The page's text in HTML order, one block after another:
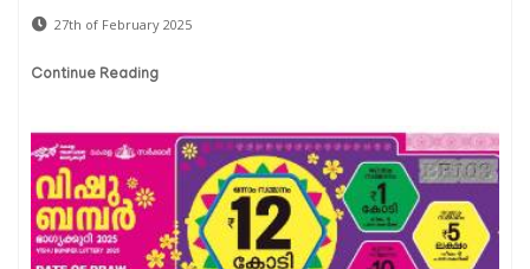
27th of February 2025
Continue Reading